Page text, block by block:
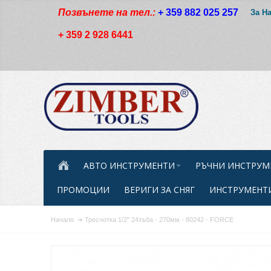
Позвънете на тел.: + 359 882 025 257
+ 359 2 928 6441
За
АВТО ИНСТРУМЕНТИ РЪЧНИ
ПРОМОЦИИ ВЕРИГИ ЗА СНЯГ
Начало Тресчотка 1/2" 24зъба - 270мм - 80242 - FORCE